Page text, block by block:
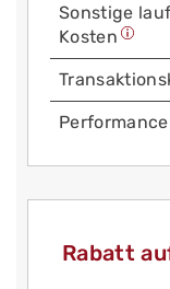
Sonstige
Kosten
Performance
Rabatt